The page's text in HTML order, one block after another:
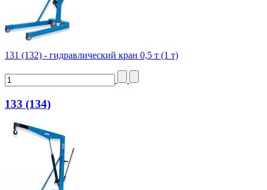
131 (132) - гидравлический кран 0,5 т (1 т)
133 (134)